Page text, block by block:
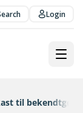
Login
til